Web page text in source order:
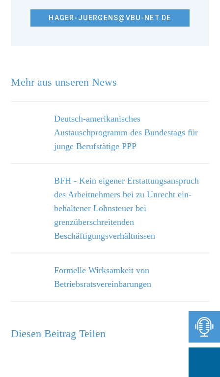
Mehr aus unseren News
Deutsch-amerikanisches
Austauschprogramm des Bundestags für
junge Berufs­tätige PPP
BFH - Kein eigener Erstattungsanspruch
des Arbeitnehmers bei zu Unrecht ein­
behaltener Lohnsteuer bei
grenzüberschreitenden
Beschäftigungsverhältnissen
Formelle Wirksamkeit von
Betriebsratsvereinbarungen
HAGER-JUERGENS@VBU-NET.DE
Diesen Beitrag Teilen